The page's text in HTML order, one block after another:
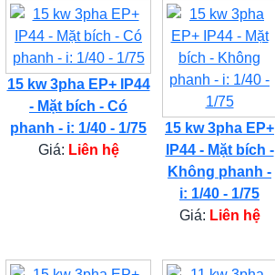
15 kw 3pha EP+ IP44
- Mặt bích - Có
phanh - i: 1/40 - 1/75
Giá: Liên hệ
15 kw 3pha EP+
IP44 - Mặt bích -
Không phanh -
i: 1/40 - 1/75
Giá: Liên hệ